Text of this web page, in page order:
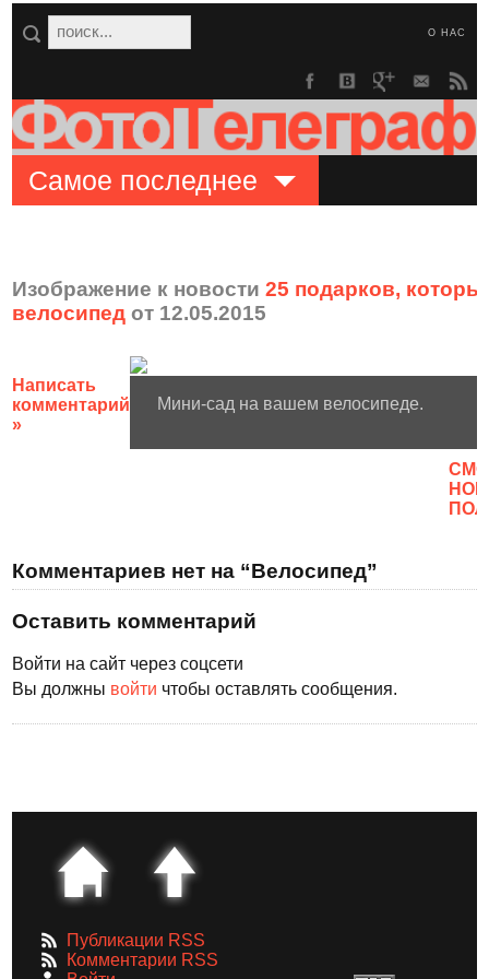
О НАС
Самое последнее
Изображение к новости25 подарков,
велосипед от 12.05.2015
Написать
комментарий
»
Мини-сад на вашем велосипеде.
Комментариев нет на “Велосипед”
Оставить комментарий
Войти на сайт через соцсети
Вы должны войти чтобы оставлять сообщения.
Публикации RSS
Комментарии RSS